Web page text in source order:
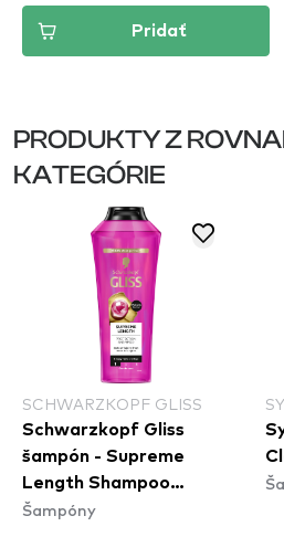
Pridať
PRODUKTY Z
KATEGÓRIE
SCHWARZKOPF GLISS
Schwarzkopf Gliss
šampón - Supreme
Length Shampoo
(400ml)
Šampóny